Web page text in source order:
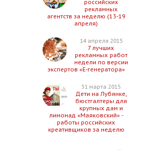
российских
рекламных
агентств за неделю (13-19
апреля)
14 апреля 2015
7 лучших
рекламных работ
недели по версии
экспертов «Е-генератора»
31 марта 2015
Дети на Лубянке,
бюстгалтеры для
крупных дам и
лимонад «Маяковский» -
работы российских
креативщиков за неделю